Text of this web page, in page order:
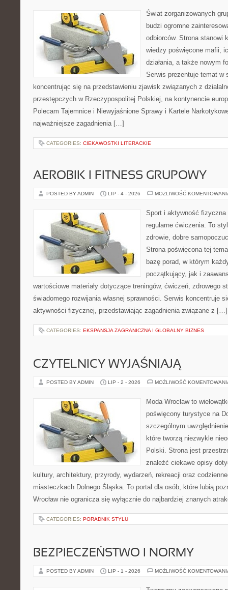
Świat zorganizowanych
budzi ogromne
odbiorców. Strona stanowi
wiedzy poświęcone mafii,
działania, a także nowym
Serwis prezentuje temat w
koncentrując się na przedstawieniu zjawisk związanych z
przestępczych w Rzeczypospolitej Polskiej, na kontynencie
Polecam Tajemnice i Niewyjaśnione Sprawy i Kartele
najważniejsze zagadnienia […]
CATEGORIES: CIEKAWOSTKI LITERACKIE
AEROBIK I FITNESS GRUPOWY
POSTED BY ADMIN LIP - 4 - 2026 MOŻLIWOŚĆ
Sport i aktywność
regularne ćwiczenia. To
zdrowie, dobre
Strona poświęcona tej
bazę porad, w którym
początkujący, jak i
wartościowe materiały dotyczące treningów, ćwiczeń, zdrowego
świadomego rozwijania własnej sprawności. Serwis koncentruje
aktywności fizycznej, przedstawiając zagadnienia związane z […]
CATEGORIES: EKSPANSJA ZAGRANICZNA I GLOBALNY BIZNES
CZYTELNICY WYJAŚNIAJĄ
POSTED BY ADMIN LIP - 2 - 2026 MOŻLIWOŚĆ
Moda Wrocław to
poświęcony turystyce na
szczególnym
które tworzą niezwykle
Polski. Strona jest
znaleźć ciekawe opisy
kultury, architektury, przyrody, wydarzeń, rekreacji oraz
miasteczkach Dolnego Śląska. To portal dla osób, które lubią
Wrocław nie ogranicza się wyłącznie do najbardziej znanych
CATEGORIES: PORADNIK STYLU
BEZPIECZEŃSTWO I NORMY
POSTED BY ADMIN LIP - 1 - 2026 MOŻLIWOŚĆ